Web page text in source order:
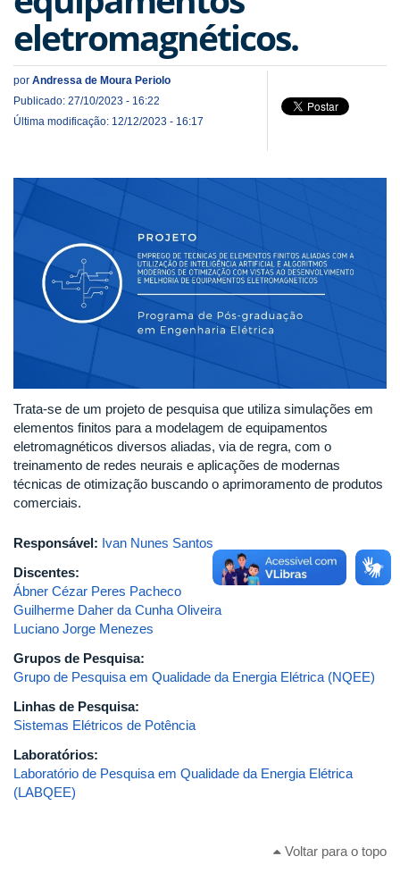
eletromagnéticos.
por Andressa de Moura Periolo
Publicado: 27/10/2023 - 16:22
Última modificação: 12/12/2023 - 16:17
Trata-se de um projeto de pesquisa que utiliza simulações em
elementos finitos para a modelagem de equipamentos
eletromagnéticos diversos aliadas, via de regra, com o
treinamento de redes neurais e aplicações de modernas
técnicas de otimização buscando o aprimoramento de produtos
comerciais.
Responsável: Ivan Nunes Santos
Discentes:
Ábner Cézar Peres Pacheco
Guilherme Daher da Cunha Oliveira
Luciano Jorge Menezes
Grupos de Pesquisa:
Grupo de Pesquisa em Qualidade da Energia Elétrica (NQEE)
Linhas de Pesquisa:
Sistemas Elétricos de Potência
Laboratórios:
Laboratório de Pesquisa em Qualidade da Energia Elétrica
(LABQEE)
Voltar para o topo